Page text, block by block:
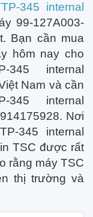
345 internal
99-127A003-
Bạn cần mua
hôm nay cho
345 internal
Nam và cần
345 internal
Nơi
345 internal
TSC được rất
rằng máy TSC
thị trường và